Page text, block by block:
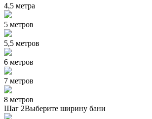
4,5 метра
5 метров
5,5 метров
6 метров
7 метров
8 метров
Шаг 2Выберите ширину бани